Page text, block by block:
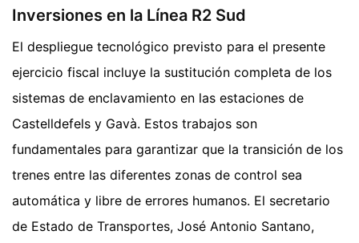
Inversiones en la Línea R2 Sud
El despliegue tecnológico previsto para el presente
ejercicio fiscal incluye la sustitución completa de los
sistemas de enclavamiento en las estaciones de
Castelldefels y Gavà. Estos trabajos son
fundamentales para garantizar que la transición de los
trenes entre las diferentes zonas de control sea
automática y libre de errores humanos. El secretario
de Estado de Transportes, José Antonio Santano,